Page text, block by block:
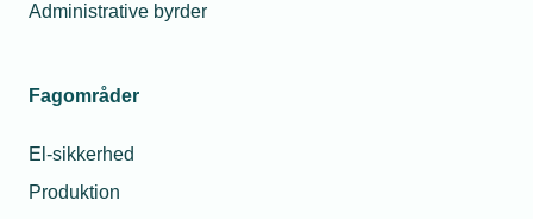
Administrative byrder
Fagområder
El-sikkerhed
Produktion